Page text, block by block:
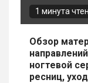
1 минута
Обзор
ногтевой
ресниц, уход